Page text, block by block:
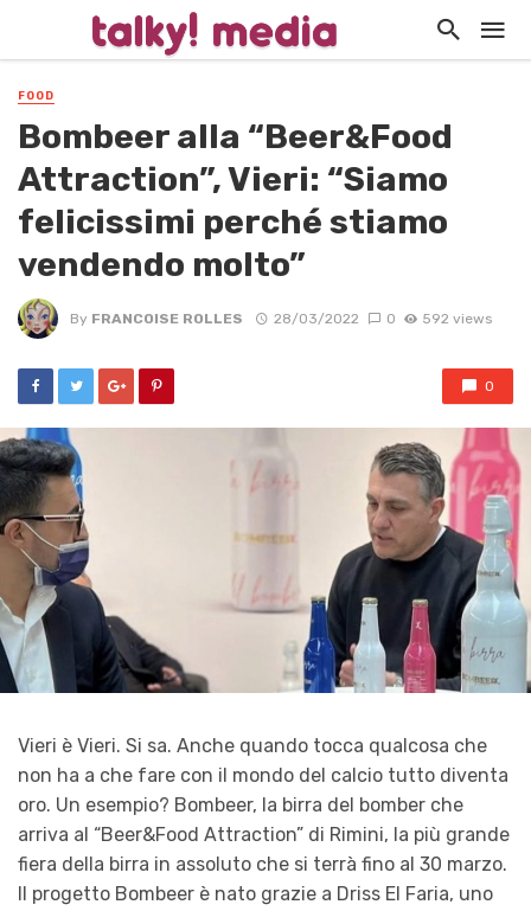
FOOD
Bombeer alla “Beer&Food
Attraction”, Vieri: “Siamo
felicissimi perché stiamo
vendendo molto”
By FRANCOISE ROLLES 28/03/2022 0 592 views
0
Vieri è Vieri. Si sa. Anche quando tocca qualcosa che
non ha a che fare con il mondo del calcio tutto diventa
oro. Un esempio? Bombeer, la birra del bomber che
arriva al “Beer&Food Attraction” di Rimini, la più grande
fiera della birra in assoluto che si terrà fino al 30 marzo.
Il progetto Bombeer è nato grazie a Driss El Faria, uno